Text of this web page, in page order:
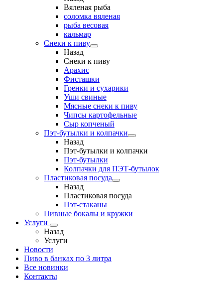
Вяленая рыба
соломка вяленая
рыба весовая
кальмар
Снеки к пиву
Назад
Снеки к пиву
Арахис
Фисташки
Гренки и сухарики
Уши свиные
Мясные снеки к пиву
Чипсы картофельные
Сыр копченый
Пэт-бутылки и колпачки
Назад
Пэт-бутылки и колпачки
Пэт-бутылки
Колпачки для ПЭТ-бутылок
Пластиковая посуда
Назад
Пластиковая посуда
Пэт-стаканы
Пивные бокалы и кружки
Услуги
Назад
Услуги
Новости
Пиво в банках по 3 литра
Все новинки
Контакты